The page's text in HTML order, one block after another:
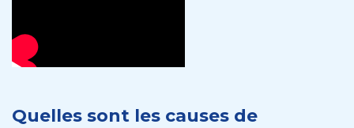
Quelles sont les causes de